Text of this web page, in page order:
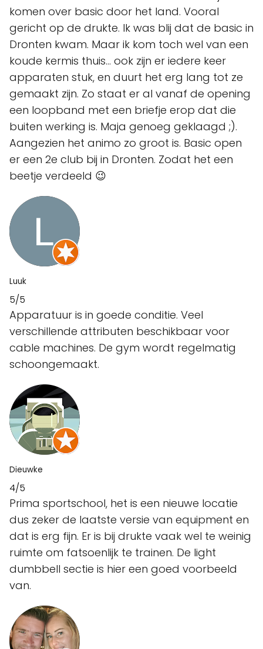
komen over basic door het land. Vooral
gericht op de drukte. Ik was blij dat de basic in
Dronten kwam. Maar ik kom toch wel van een
koude kermis thuis... ook zijn er iedere keer
apparaten stuk, en duurt het erg lang tot ze
gemaakt zijn. Zo staat er al vanaf de opening
een loopband met een briefje erop dat die
buiten werking is. Maja genoeg geklaagd ;).
Aangezien het animo zo groot is. Basic open
er een 2e club bij in Dronten. Zodat het een
beetje verdeeld 😉
Luuk
5/5
Apparatuur is in goede conditie. Veel
verschillende attributen beschikbaar voor
cable machines. De gym wordt regelmatig
schoongemaakt.
Dieuwke
4/5
Prima sportschool, het is een nieuwe locatie
dus zeker de laatste versie van equipment en
dat is erg fijn. Er is bij drukte vaak wel te weinig
ruimte om fatsoenlijk te trainen. De light
dumbbell sectie is hier een goed voorbeeld
van.